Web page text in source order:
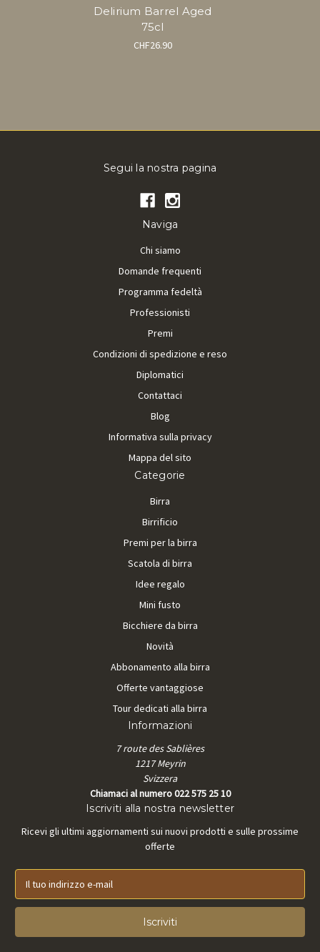
Delirium Barrel Aged
75cl
CHF26.90
Segui la nostra pagina
Naviga
Chi siamo
Domande frequenti
Programma fedeltà
Professionisti
Premi
Condizioni di spedizione e reso
Diplomatici
Contattaci
Blog
Informativa sulla privacy
Mappa del sito
Categorie
Birra
Birrificio
Premi per la birra
Scatola di birra
Idee regalo
Mini fusto
Bicchiere da birra
Novità
Abbonamento alla birra
Offerte vantaggiose
Tour dedicati alla birra
Informazioni
7 route des Sablières
1217 Meyrin
Svizzera
Chiamaci al numero 022 575 25 10
Iscriviti alla nostra newsletter
Ricevi gli ultimi aggiornamenti sui nuovi prodotti e sulle prossime
offerte
d
r